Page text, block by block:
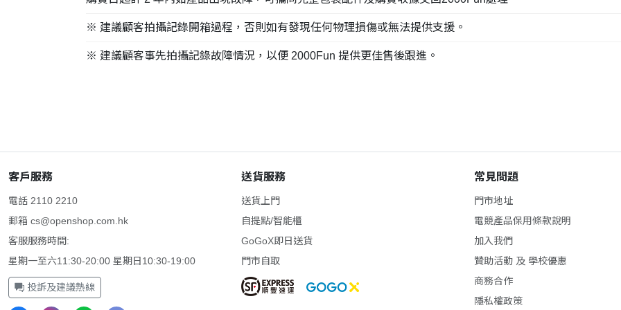
※ 建議顧客拍攝記錄開箱過程，否則如有發現任何物理損傷或無法提供支援。
※ 建議顧客事先拍攝記錄故障情況，以便 2000Fun 提供更佳售後跟進。
客戶服務
電話 2110 2210
郵箱 cs@openshop.com.hk
客服服務時間:
星期一至六11:30-20:00 星期日10:30-19:00
投訴及建議熱線
送貨服務
送貨上門
自提點/智能櫃
GoGoX即日送貨
門市自取
常見問題
門市地址
電競產品保用條款說明
加入我們
贊助活動 及 學校優惠
商務合作
隱私權政策